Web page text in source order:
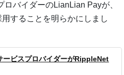
バイダーのLianLian Payが、
することを明らかにしまし
ービスプロバイダーがRippleNet